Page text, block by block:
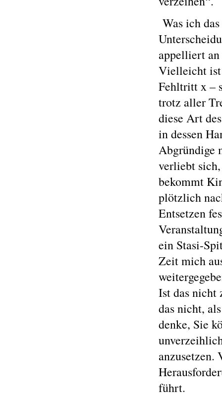
Was ich
appelliert
Vielleicht
Fehltritt x –
trotz aller
diese Art
in dessen
Abgründige
verliebt
bekommt
plötzlich
Entsetzen
ein Stasi-
Zeit mich
Ist das nicht
das nicht,
denke, Sie
anzusetzen.
führt.